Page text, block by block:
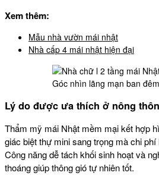
Xem thêm:
Mẫu nhà vườn mái nhật
Nhà cấp 4 mái nhật hiện đại
Góc nhìn lãng mạn ban
Lý do được ưa thích ở nông
Thẩm mỹ mái Nhật mềm mại kết hợp
giác biệt thự mini sang trọng mà chi
Công năng dễ tách khối sinh hoạt và
thoáng giúp thông gió tự nhiên tốt.